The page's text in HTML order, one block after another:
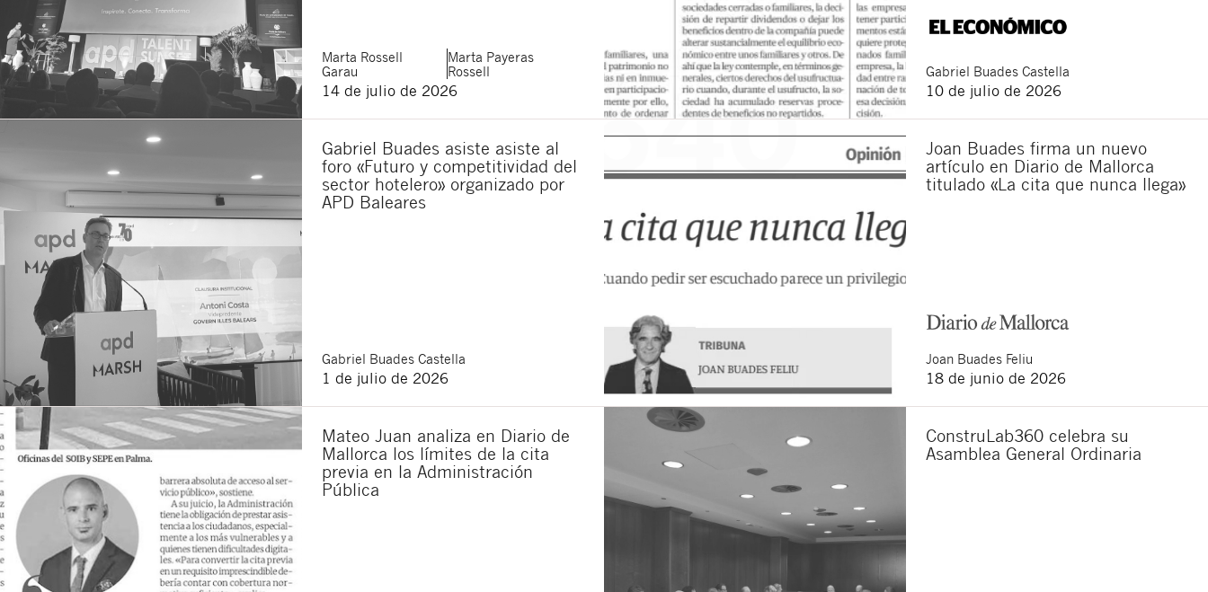
Marta Rossell
Garau
Marta Payeras
Rossell
14 de julio de 2026
Gabriel Buades Castella
10 de julio de 2026
Gabriel Buades asiste asiste al
foro «Futuro y competitividad del
sector hotelero» organizado por
APD Baleares
Gabriel Buades Castella
1 de julio de 2026
Joan Buades firma un nuevo
artículo en Diario de Mallorca
titulado «La cita que nunca llega»
Joan Buades Feliu
18 de junio de 2026
Mateo Juan analiza en Diario de
Mallorca los límites de la cita
previa en la Administración
Pública
ConstruLab360 celebra su
Asamblea General Ordinaria